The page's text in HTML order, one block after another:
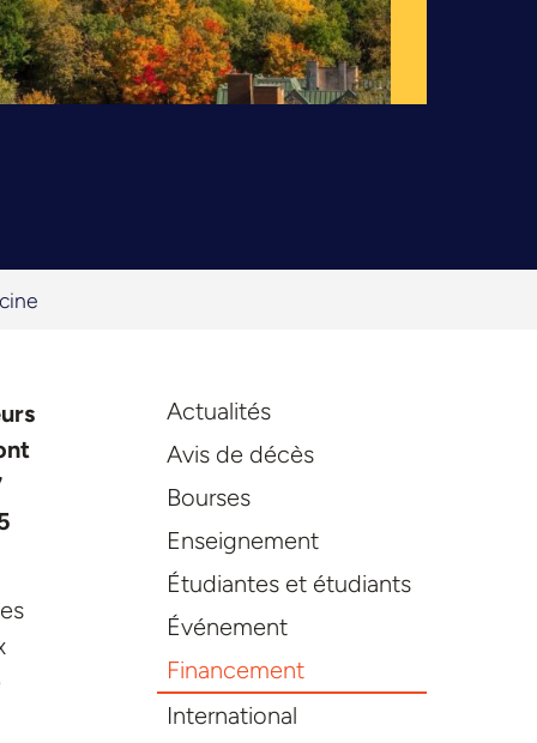
Actualités
Avis de décès
Bourses
Enseignement
Étudiantes et étudiants
Événement
Financement
International